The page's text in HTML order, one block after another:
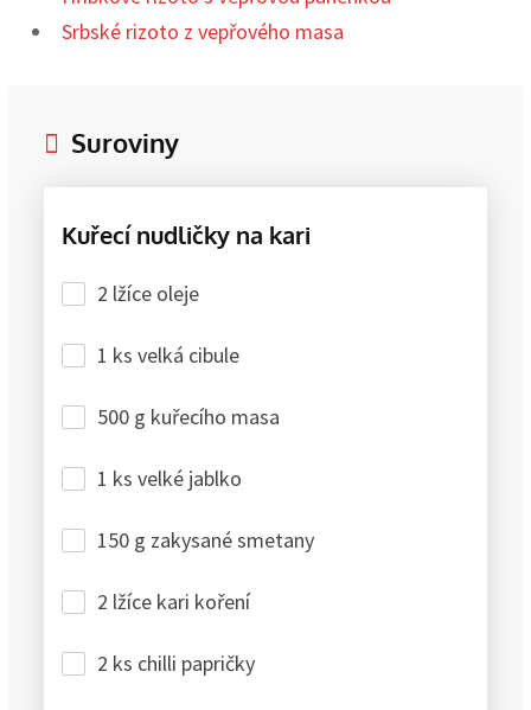
Srbské rizoto z vepřového masa
Suroviny
Kuřecí nudličky na kari
2 lžíce oleje
1 ks velká cibule
500 g kuřecího masa
1 ks velké jablko
150 g zakysané smetany
2 lžíce kari koření
2 ks chilli papričky